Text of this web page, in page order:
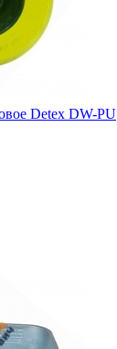
Detex DW-PU